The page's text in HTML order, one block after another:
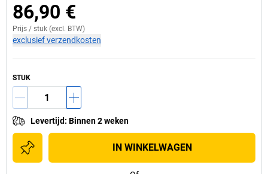
86,90 €
Prijs / stuk (excl. BTW)
exclusief verzendkosten
STUK
Levertijd: Binnen 2 weken
IN WINKELWAGEN